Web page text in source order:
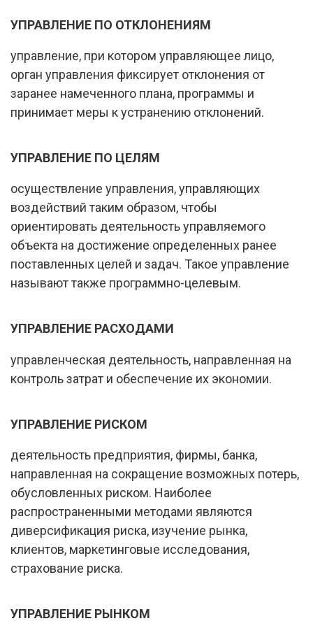
УПРАВЛЕНИЕ ПО ОТКЛОНЕНИЯМ
управление, при котором управляющее лицо,
орган управления фиксирует отклонения от
заранее намеченного плана, программы и
принимает меры к устранению отклонений.
УПРАВЛЕНИЕ ПО ЦЕЛЯМ
осуществление управления, управляющих
воздействий таким образом, чтобы
ориентировать деятельность управляемого
объекта на достижение определенных ранее
поставленных целей и задач. Такое управление
называют также программно-целевым.
УПРАВЛЕНИЕ РАСХОДАМИ
управленческая деятельность, направленная на
контроль затрат и обеспечение их экономии.
УПРАВЛЕНИЕ РИСКОМ
деятельность предприятия, фирмы, банка,
направленная на сокращение возможных потерь,
обусловленных риском. Наиболее
распространенными методами являются
диверсификация риска, изучение рынка,
клиентов, маркетинговые исследования,
страхование риска.
УПРАВЛЕНИЕ РЫНКОМ